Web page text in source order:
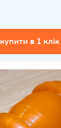
купити в 1 клік